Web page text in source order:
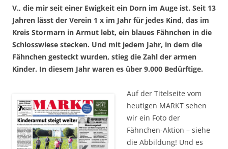
V., die mir seit einer Ewigkeit ein Dorn im Auge ist. Seit 13
Jahren lässt der Verein 1 x im Jahr für jedes Kind, das im
Kreis Stormarn in Armut lebt, ein blaues Fähnchen in die
Schlosswiese stecken. Und mit jedem Jahr, in dem die
Fähnchen gesteckt wurden, stieg die Zahl der armen
Kinder. In diesem Jahr waren es über 9.000 Bedürftige.
Auf der Titelseite vom
heutigen MARKT sehen
wir ein Foto der
Fähnchen-Aktion – siehe
die Abbildung! Und es